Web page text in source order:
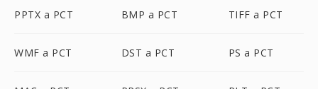
PPTX a PCT BMP a PCT TIFF a PCT
WMF a PCT DST a PCT PS a PCT